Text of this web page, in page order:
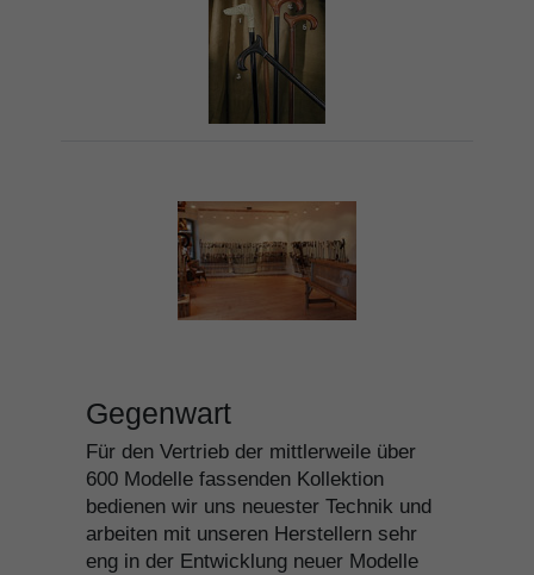
Gegenwart
Für den Vertrieb der mittlerweile über
600 Modelle fassenden Kollektion
bedienen wir uns neuester Technik und
arbeiten mit unseren Herstellern sehr
eng in der Entwicklung neuer Modelle